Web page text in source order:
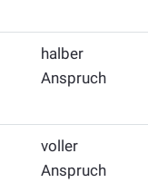
halber
Anspruch
voller
Anspruch